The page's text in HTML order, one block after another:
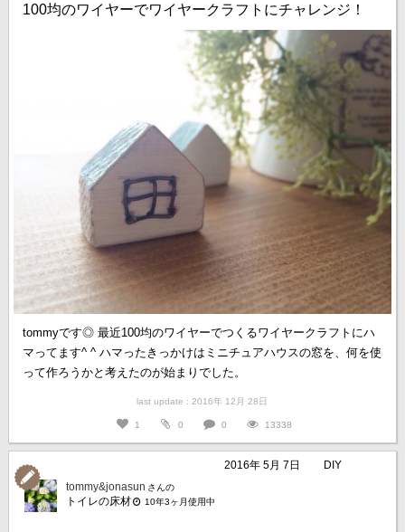
100均のワイヤーでワイヤークラフトにチャレンジ！
tommyです◎ 最近100均のワイヤーでつくるワイヤークラフトにハ
マってます^ ^ ハマったきっかけはミニチュアハウスの窓を、何を使
って作ろうかと考えたのが始まりでした。
last update : 2016年 12月 28日
1 0 0 13338
2016年 5月 7日
DIY
tommy&jonasun さんの
トイレの床材 10年3ヶ月使用中